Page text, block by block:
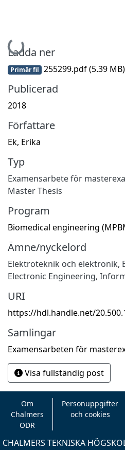
Hämtar...
Ladda ner
Primär fil 255299.pdf(5.39 MB)
Publicerad
2018
Författare
Ek, Erika
Typ
Examensarbete för
Master Thesis
Program
Biomedical engineering
Ämne/nyckelord
Elektroteknik och elektronik,
Electronic Engineering,
URI
https://hdl.handle.net/
Samlingar
Examensarbeten för
Visa fullständig post
Om
Chalmers
ODR
Personuppgifter
och cookies
CHALMERS TEKNISKA